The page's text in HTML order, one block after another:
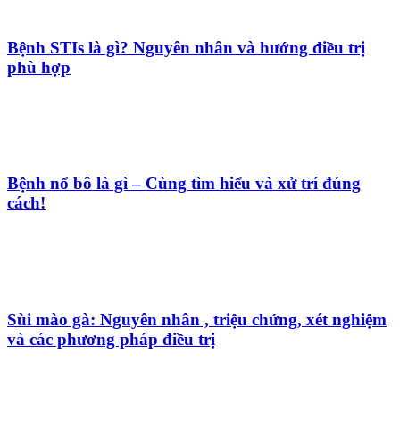
Bệnh STIs là gì? Nguyên nhân và hướng điều trị
phù hợp
Bệnh nổ bô là gì – Cùng tìm hiểu và xử trí đúng
cách!
Sùi mào gà: Nguyên nhân , triệu chứng, xét nghiệm
và các phương pháp điều trị